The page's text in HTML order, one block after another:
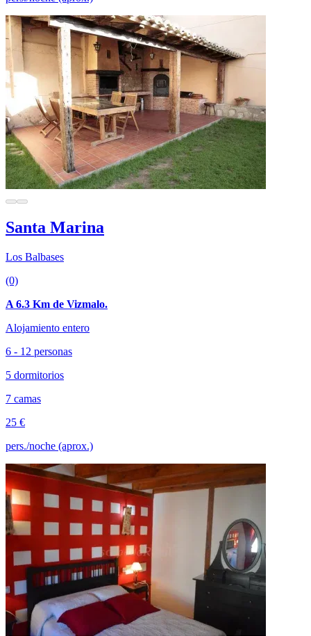
Santa Marina
Los Balbases
(0)
A 6.3 Km de Vizmalo.
Alojamiento entero
6 - 12 personas
5 dormitorios
7 camas
25 €
pers./noche (aprox.)